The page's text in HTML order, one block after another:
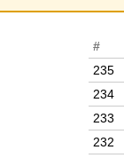
#
235
234
233
232